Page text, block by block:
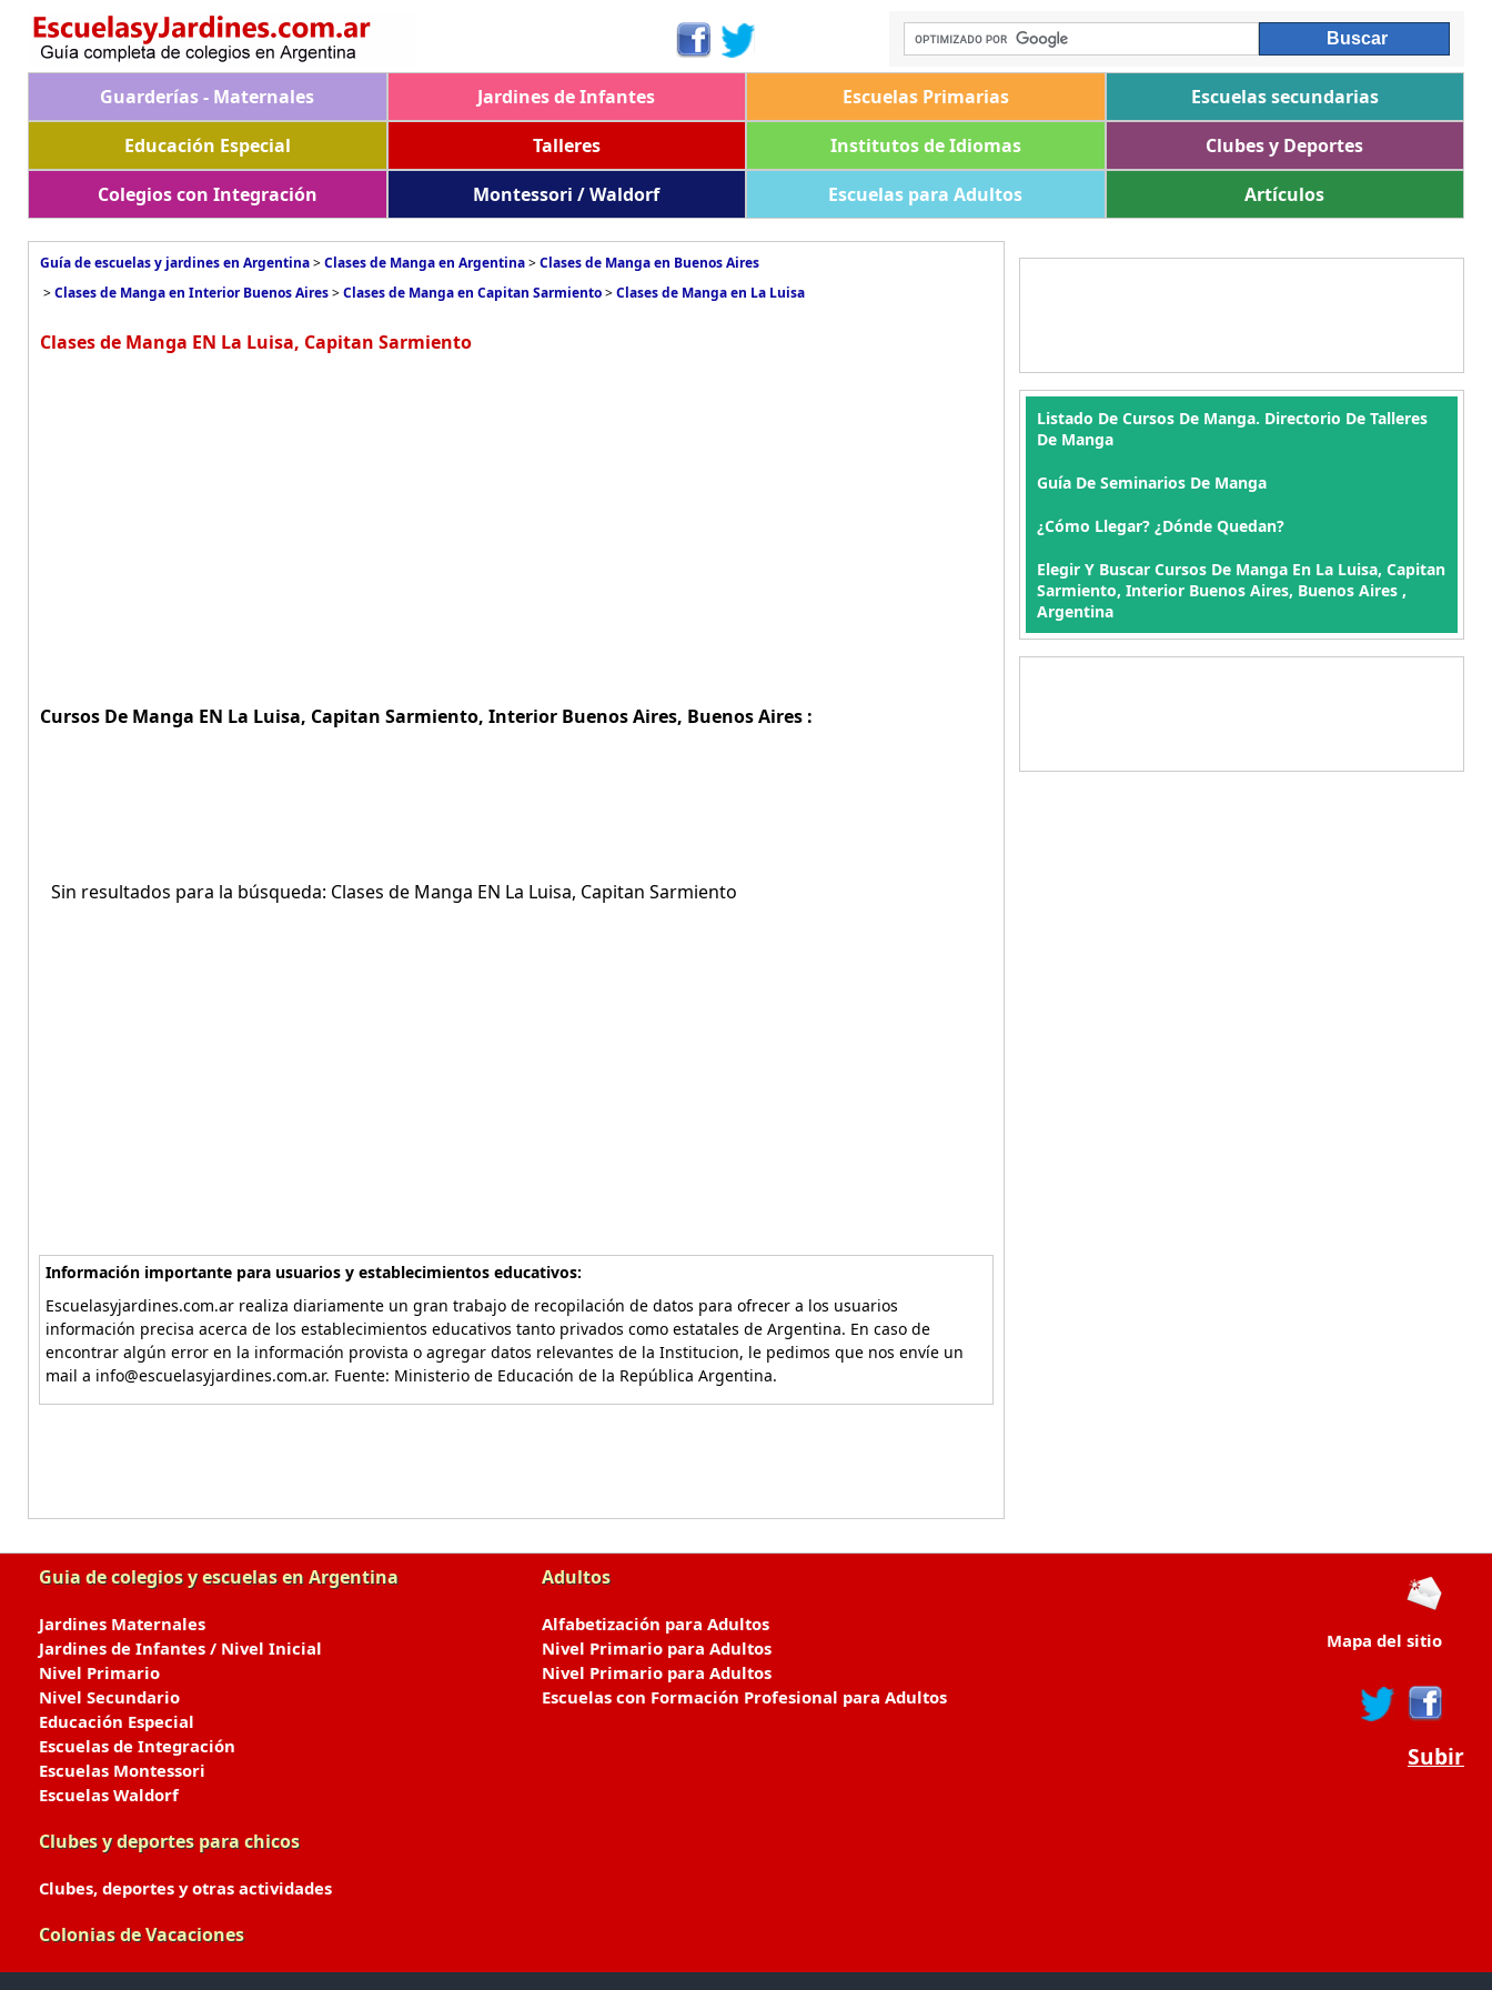
Guarderías - Maternales Jardines de Infantes Escuelas Primarias
Escuelas secundarias
Educación Especial
Talleres Institutos de Idiomas
Clubes y Deportes
Colegios con Integración
Montessori / Waldorf Escuelas para Adultos Artículos
Guía de escuelas y jardines en Argentina>Clases de Manga en Argentina>Clases de Manga en Buenos Aires
>Clases de Manga en Interior Buenos Aires>Clases de Manga en Capitan Sarmiento>Clases de Manga en La Luisa
Clases de Manga EN La Luisa, Capitan Sarmiento
Cursos De Manga EN La Luisa, Capitan Sarmiento, Interior Buenos Aires, Buenos Aires :
Sin resultados para la búsqueda: Clases de Manga EN La Luisa, Capitan Sarmiento
Información importante para usuarios y establecimientos educativos:
Escuelasyjardines.com.ar realiza diariamente un gran trabajo de recopilación de datos para ofrecer a los usuarios
información precisa acerca de los establecimientos educativos tanto privados como estatales de Argentina. En caso de
encontrar algún error en la información provista o agregar datos relevantes de la Institucion, le pedimos que nos envíe un
mail a info@escuelasyjardines.com.ar. Fuente: Ministerio de Educación de la República Argentina.
Listado De Cursos De Manga. Directorio De Talleres
De Manga
Guía De Seminarios De Manga
¿Cómo Llegar? ¿Dónde Quedan?
Elegir Y Buscar Cursos De Manga En La Luisa, Capitan
Sarmiento, Interior Buenos Aires, Buenos Aires ,
Argentina
Guia de colegios y escuelas en Argentina
Jardines Maternales
Jardines de Infantes / Nivel Inicial
Nivel Primario
Nivel Secundario
Educación Especial
Escuelas de Integración
Escuelas Montessori
Escuelas Waldorf
Clubes y deportes para chicos
Clubes, deportes y otras actividades
Colonias de Vacaciones
Adultos
Alfabetización para Adultos
Nivel Primario para Adultos
Nivel Primario para Adultos
Escuelas con Formación Profesional para Adultos
Mapa del sitio
Subir